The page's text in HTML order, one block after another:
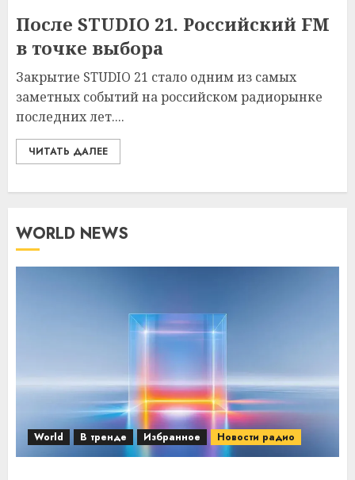
После STUDIO 21. Российский FM
в точке выбора
Закрытие STUDIO 21 стало одним из самых
заметных событий на российском радиорынке
последних лет....
ЧИТАТЬ ДАЛЕЕ
WORLD NEWS
World В тренде Избранное Новости радио